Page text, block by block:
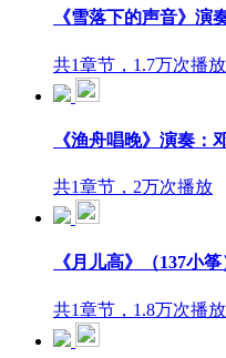
《雪落下的声音》演
共1章节，1.7万次播放
《渔舟唱晚》演奏：
共1章节，2万次播放
《月儿高》（137小
共1章节，1.8万次播放